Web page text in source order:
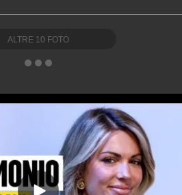
ALTRE 10 FOTO